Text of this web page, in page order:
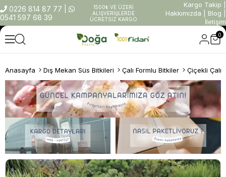
0226 814 87 77
0541 597 68 39
1500₺ VE ÜZERİ
ALIŞVERİŞLERDE
ÜCRETSİZ KARGO
Kargo Takip
Hakkımızda
Blog
İletişim
0
Anasayfa Dış Mekan Süs Bitkileri Çalı Formlu Bitkiler Çiçekli